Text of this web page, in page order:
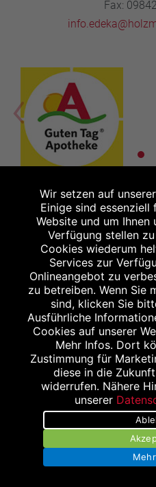
Fax:
Wir setzen auf
Einige sind
Website und um Ihnen
Verfügung stellen
Cookies wiederum
Services zur
Onlineangebot zu
zu betreiben. Wenn Sie
sind, klicken Sie
Ausführliche
Cookies auf unserer
Mehr Infos. Dort
Zustimmung für
diese in die
widerrufen. Nähere
unserer